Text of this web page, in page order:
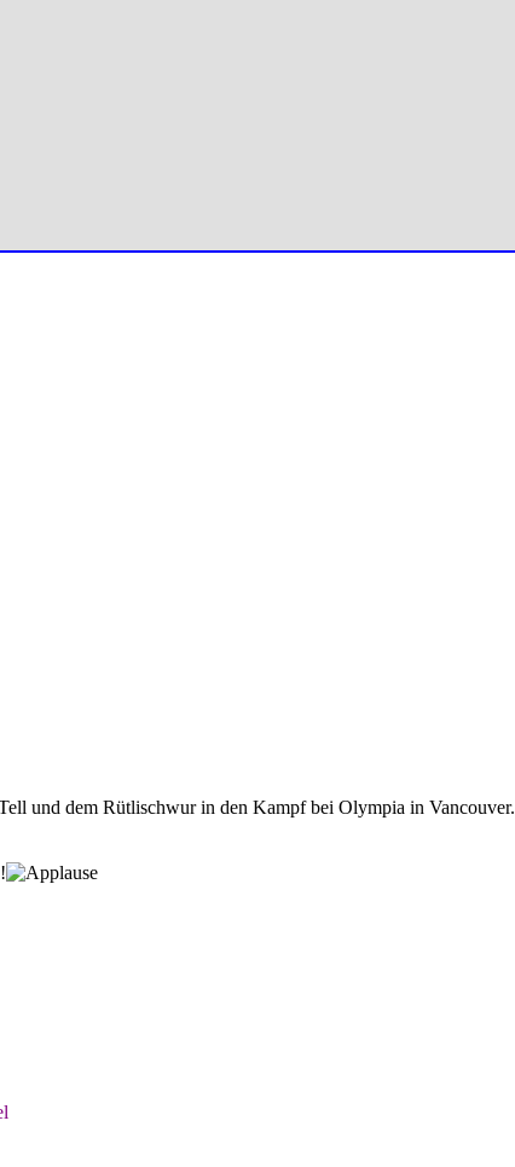
und dem Rütlischwur in den Kampf bei Olympia in Vancouver.